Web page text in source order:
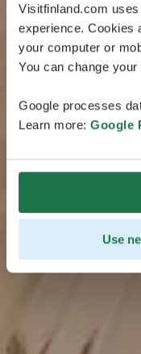
Visitfinland.com
experience. Cookies
your computer or
You can change
Google processes
Learn more: Google
Use